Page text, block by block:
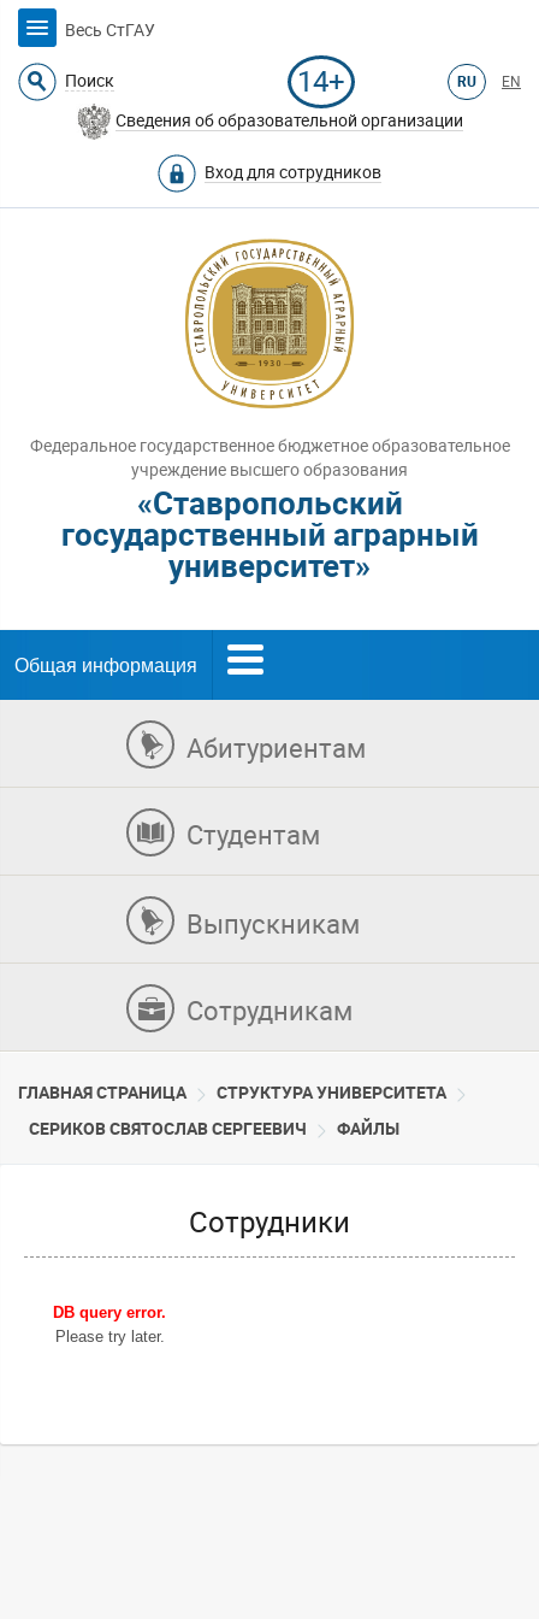
Весь СтГАУ
Поиск 14+ RU EN
Сведения об образовательной организации
Вход для сотрудников
Федеральное государственное бюджетное образовательное
учреждение высшего образования
«Ставропольский
государственный аграрный
университет»
Общая информация
Абитуриентам
Студентам
Выпускникам
Сотрудникам
ГЛАВНАЯ СТРАНИЦА
CТРУКТУРА УНИВЕРСИТЕТА
СЕРИКОВ СВЯТОСЛАВ СЕРГЕЕВИЧ
ФАЙЛЫ
Сотрудники
DB query error.
Please try later.